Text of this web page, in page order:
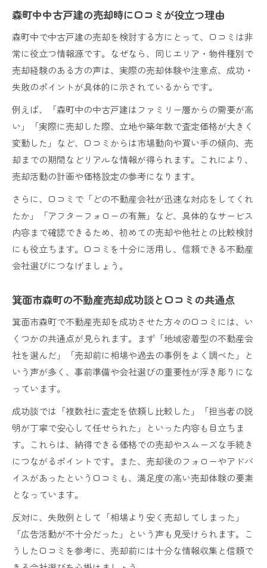
方
森町中中古戸建の売却時に口コミが役立つ理由
森町中で中古戸建の売却を検討する方にとって、口コミは非
常に役立つ情報源です。なぜなら、同じエリア・物件種別で
売却経験のある方の声は、実際の売却体験や注意点、成功・
失敗のポイントが具体的に示されているからです。
例えば、「森町中の中古戸建はファミリー層からの需要が高
い」「実際に売却した際、立地や築年数で査定価格が大きく
変動した」など、口コミからは市場動向や買い手の傾向、売
却までの期間などリアルな情報が得られます。これにより、
売却活動の計画や価格設定の参考になります。
さらに、口コミで「どの不動産会社が迅速な対応をしてくれ
たか」「アフターフォローの有無」など、具体的なサービス
内容まで確認できるため、初めての売却や他社との比較検討
にも役立ちます。口コミを十分に活用し、信頼できる不動産
会社選びにつなげましょう。
箕面市森町の不動産売却成功談と口コミの共通点
箕面市森町で不動産売却を成功させた方々の口コミには、い
くつかの共通点が見られます。まず「地域密着型の不動産会
社を選んだ」「売却前に相場や過去の事例をよく調べた」と
いう声が多く、事前準備や会社選びの重要性が浮き彫りにな
っています。
成功談では「複数社に査定を依頼し比較した」「担当者の説
明が丁寧で安心して任せられた」といった内容も目立ちま
す。これらは、納得できる価格での売却やスムーズな手続き
につながるポイントです。また、売却後のフォローやアドバ
イスがあったという口コミも、満足度の高い売却体験の要素
となっています。
反対に、失敗例として「相場より安く売却してしまった」
「広告活動が不十分だった」という声も見受けられます。こ
うした口コミを参考に、売却前には十分な情報収集と信頼で